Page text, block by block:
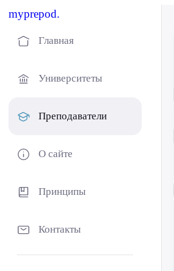
myprepod.
Главная
Университеты
Преподаватели
О сайте
Принципы
Контакты